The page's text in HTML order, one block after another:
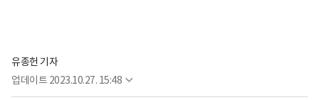
유종헌 기자
업데이트 2023.10.27. 15:48